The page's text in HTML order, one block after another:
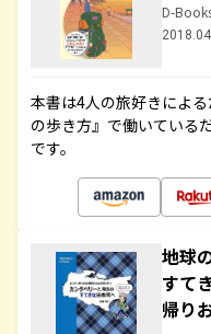
D-
本書は4人の旅好きによ
の歩き方』で働いている
です。
地球
すて
帰り